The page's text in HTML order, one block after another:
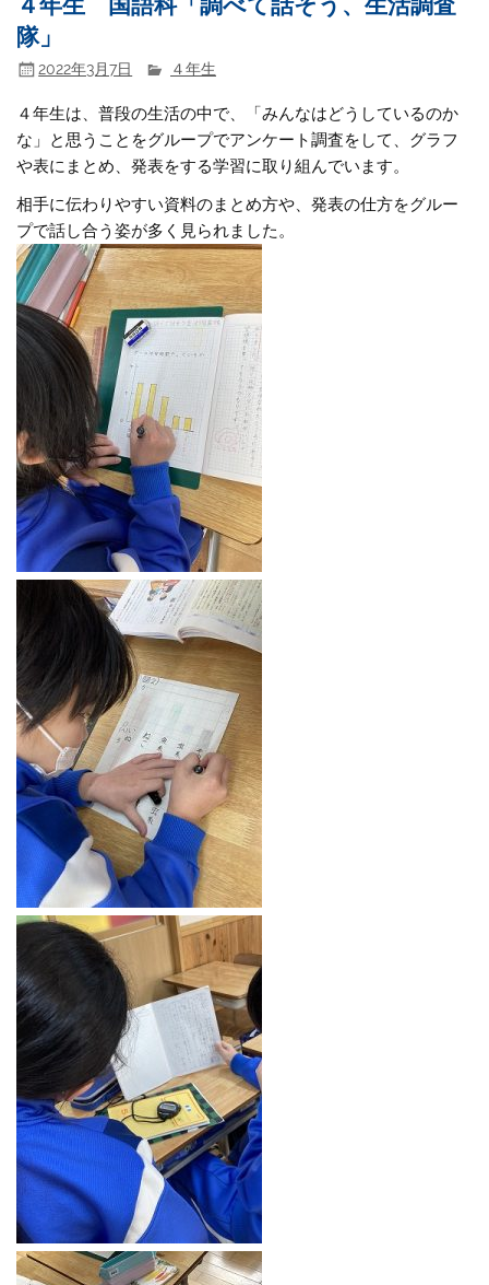
隊」
2022年3月7日 ４年生
４年生は、普段の生活の中で、「みんなはどうしているのか
な」と思うことをグループでアンケート調査をして、グラフ
や表にまとめ、発表をする学習に取り組んでいます。
相手に伝わりやすい資料のまとめ方や、発表の仕方をグルー
プで話し合う姿が多く見られました。